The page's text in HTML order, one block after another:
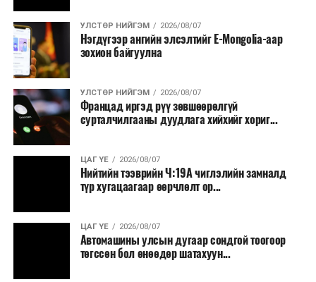
УЛСТӨР НИЙГЭМ 2026/08/07
Нэгдүгээр ангийн элсэлтийг E-Mongolia-аар
зохион байгуулна
УЛСТӨР НИЙГЭМ 2026/08/07
Францад иргэд рүү зөвшөөрөлгүй
сурталчилгааны дуудлага хийхийг хориг...
ЦАГ ҮЕ 2026/08/07
Нийтийн тээврийн Ч:19А чиглэлийн замналд
түр хугацаагаар өөрчлөлт ор...
ЦАГ ҮЕ 2026/08/07
Автомашины улсын дугаар сондгой тоогоор
төгссөн бол өнөөдөр шатахуун...